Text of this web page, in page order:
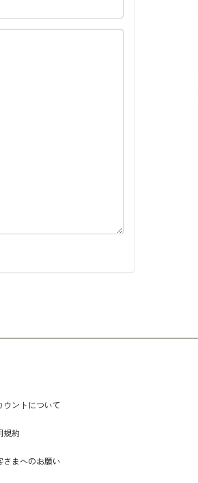
ウントについて
規約
さまへのお願い